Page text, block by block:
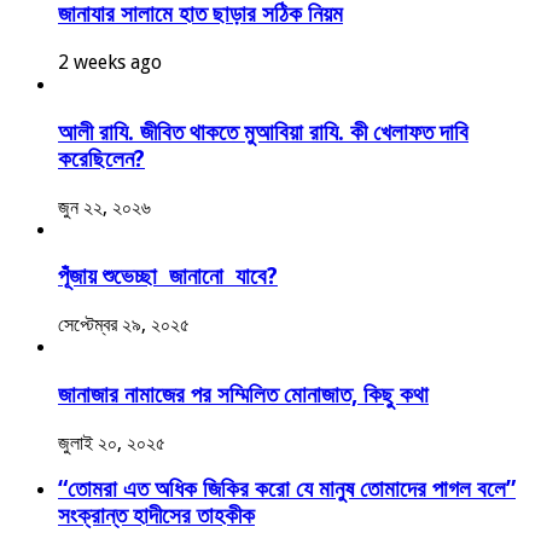
জানাযার সালামে হাত ছাড়ার সঠিক নিয়ম
2 weeks ago
আলী রাযি. জীবিত থাকতে মুআবিয়া রাযি. কী খেলাফত দাবি
করেছিলেন?
জুন ২২, ২০২৬
পূঁজায় শুভেচ্ছা জানানো যাবে?
সেপ্টেম্বর ২৯, ২০২৫
জানাজার নামাজের পর সম্মিলিত মোনাজাত, কিছু কথা
জুলাই ২০, ২০২৫
“তোমরা এত অধিক জিকির করো যে মানুষ তোমাদের পাগল বলে”
সংক্রান্ত হাদীসের তাহকীক